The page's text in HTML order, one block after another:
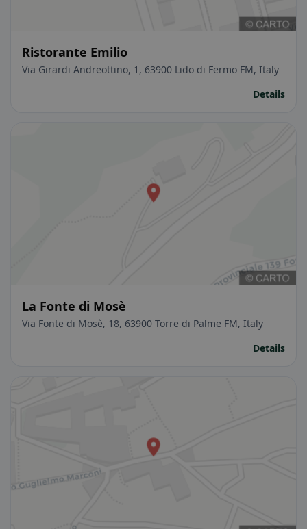
Ristorante Emilio
Via Girardi Andreottino, 1, 63900 Lido di Fermo FM, Italy
Details
La Fonte di Mosè
Via Fonte di Mosè, 18, 63900 Torre di Palme FM, Italy
Details